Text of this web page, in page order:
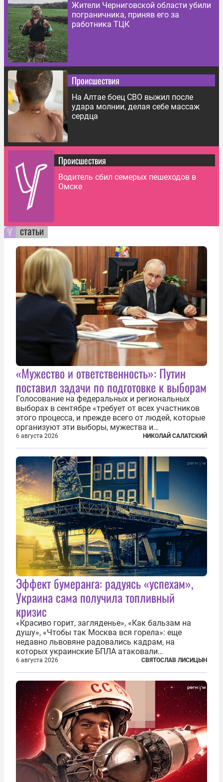
Жители Черниговской области убили
пограничника, приняв его за
работника ТЦК
Происшествия
На Алтае боец СВО выжил после
удара молнии, делая себе массаж
сердца
Происшествия
Водитель сбил семерых пешеходов в
Омске
статьи
«Мужество и ответственность»: Путин
поставил задачи по подготовке к выборам
Голосование на федеральных и региональных
выборах в сентябре «требует от всех участников
этого процесса, и прежде всего от людей, которые
организуют эти выборы, мужества и
ответственного отношения к формированию
власти», — подчеркнул президент Владимир Путин
на состоявшейся 5 августа в Кремле...
6 августа 2026 НИКОЛАЙ САЛАТСКИЙ
Эффект бумеранга: радуясь «успехам»,
Украина сама получила топливный
кризис
«Красиво горит, загляденье», «Как бальзам на
душу», «Чтобы так Москва вся горела»: еще
недавно львовяне радовались кадрам, на
которых украинские БПЛА атаковали
нефтеперерабатывающие предприятия России. В
скором времени оказалось, что в «эту игру можно
играть вдвоем» — российские дроны только за...
6 августа 2026 СВЯТОСЛАВ ЛИСИЦЫН